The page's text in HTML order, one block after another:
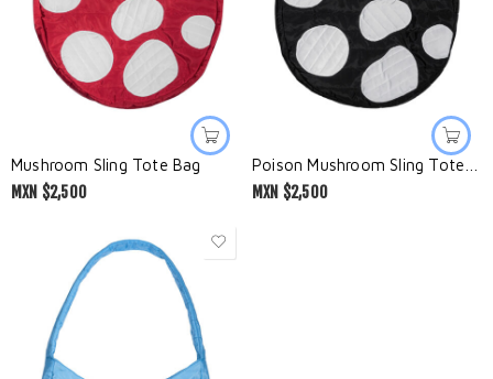
Mushroom Sling Tote Bag
MXN $2,500
MXN $2,500